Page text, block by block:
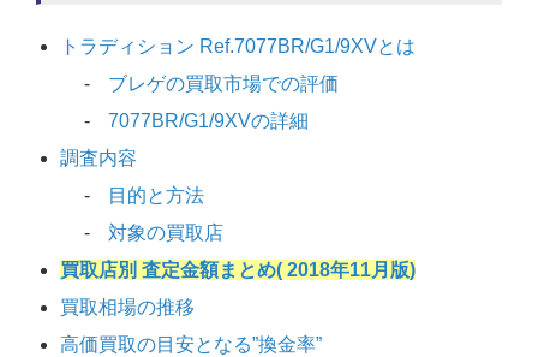
トラディション Ref.7077BR/G1/9XVとは
ブレゲの買取市場での評価
7077BR/G1/9XVの詳細
調査内容
目的と方法
対象の買取店
買取店別 査定金額まとめ( 2018年11月版)
買取相場の推移
高価買取の目安となる”換金率”